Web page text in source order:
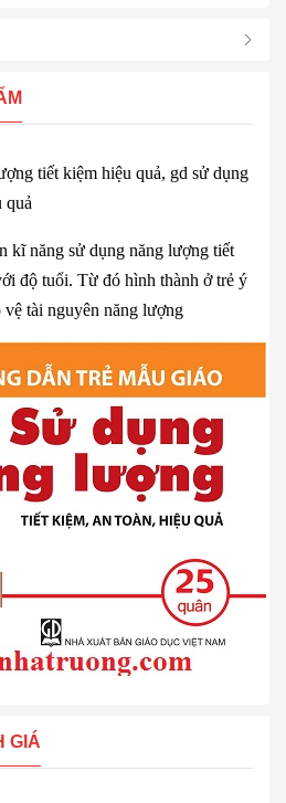
tiết kiệm hiệu quả, gd sử dụng
quả
kĩ năng sử dụng năng lượng tiết
độ tuổi. Từ đó hình thành ở trẻ ý
tài nguyên năng lượng
GIÁ